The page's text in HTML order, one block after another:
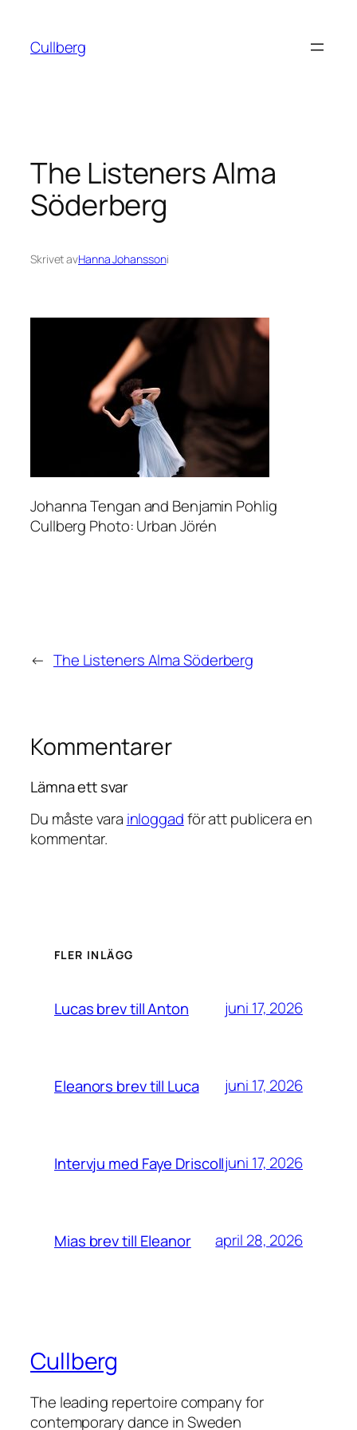
innehåll
Cullberg
The Listeners Alma
Söderberg
Skrivet avHanna Johanssoni
Johanna Tengan and Benjamin Pohlig
Cullberg Photo: Urban Jörén
← The Listeners Alma Söderberg
Kommentarer
Lämna ett svar
Du måste vara inloggadför att publicera en
kommentar.
FLER INLÄGG
Lucas brev till Anton juni 17, 2026
Eleanors brev till Luca juni 17, 2026
Intervju med Faye Driscolljuni 17, 2026
Mias brev till Eleanor april 28, 2026
Cullberg
The leading repertoire company for
contemporary dance in Sweden